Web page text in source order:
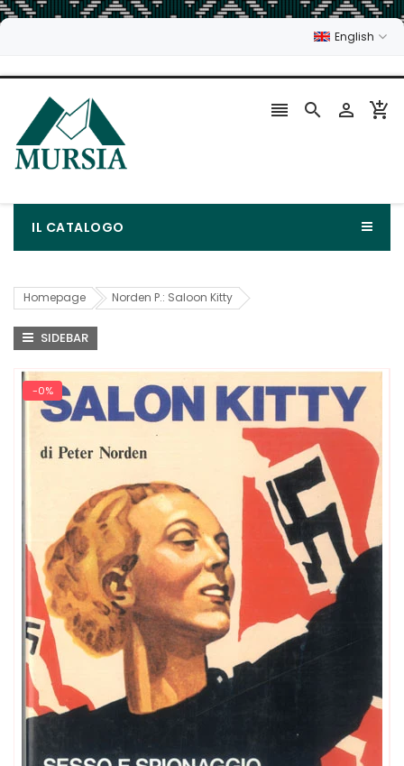
English
   
IL CATALOGO
Homepage Norden P.: Saloon Kitty
SIDEBAR
-0%